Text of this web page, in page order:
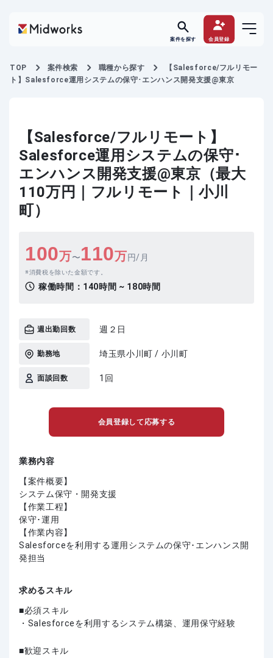
案件を探す 会員登録
TOP 案件検索 職種から探す
【Salesforce/フルリモー
ト】Salesforce運用システムの保守･エンハンス開発支援@東京
【Salesforce/フルリモート】
Salesforce運用システムの保守･
エンハンス開発支援@東京（最大
110万円｜フルリモート｜小川
町）
100万〜110万円/月
消費税を除いた金額です。
稼働時間： 140時間 ~ 180時間
週出勤回数 週２日
勤務地 埼玉県小川町 / 小川町
面談回数 1回
会員登録して応募する
業務内容
【案件概要】
システム保守・開発支援
【作業工程】
保守･運用
【作業内容】
Salesforceを利用する運用システムの保守･エンハンス開
発担当
求めるスキル
必須スキル
・Salesforceを利用するシステム構築、運用保守経験
歓迎スキル